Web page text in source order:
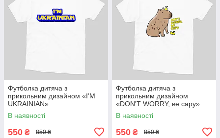
Футболка дитяча з
прикольним дизайном «IʼM
UKRAINIAN»
В наявності
550 ₴ 850 ₴
Футболка дитяча з
прикольним дизайном
«DON'T WORRY, ве сару»
В наявності
550 ₴ 850 ₴